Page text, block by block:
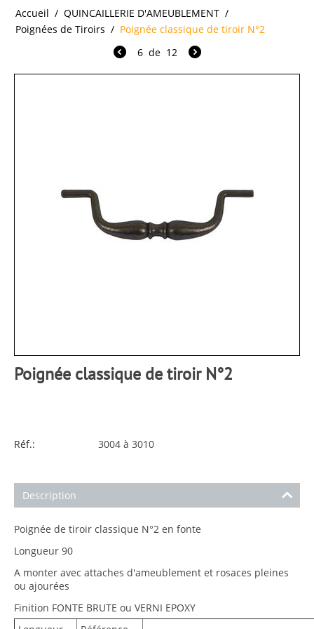
Accueil / QUINCAILLERIE D'AMEUBLEMENT /
Poignées de Tiroirs / Poignée classique de tiroir N°2
6 de 12
Poignée classique de tiroir N°2
Réf.: 3004 à 3010
Description
Poignée de tiroir classique N°2 en fonte
Longueur 90
A monter avec attaches d'ameublement et rosaces pleines
ou ajourées
Finition FONTE BRUTE ou VERNI EPOXY